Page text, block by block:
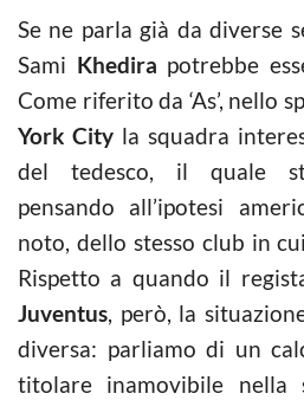
Se ne parla già da diverse
Sami Khedira potrebbe
Come riferito da ‘As’, nello
York City la squadra
del tedesco, il quale
pensando all’ipotesi
noto, dello stesso club in
Rispetto a quando il
Juventus, però, la
diversa: parliamo di un
titolare inamovibile nella